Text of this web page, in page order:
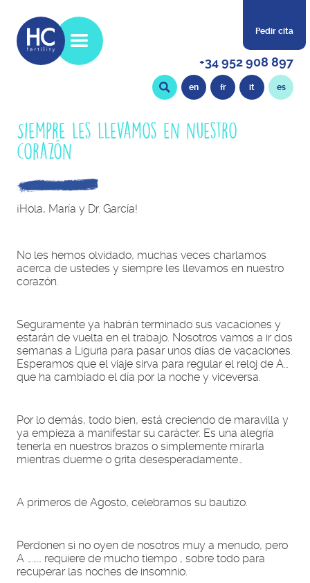
Pedir cita
+34 952 908 897
en fr it es
Siempre les llevamos en nuestro
corazón
¡Hola, María y Dr. García!
No les hemos olvidado, muchas veces charlamos
acerca de ustedes y siempre les llevamos en nuestro
corazón.
Seguramente ya habrán terminado sus vacaciones y
estarán de vuelta en el trabajo. Nosotros vamos a ir dos
semanas a Liguria para pasar unos días de vacaciones.
Esperamos que el viaje sirva para regular el reloj de A…
que ha cambiado el día por la noche y viceversa.
Por lo demás, todo bien, está creciendo de maravilla y
ya empieza a manifestar su carácter. Es una alegría
tenerla en nuestros brazos o simplemente mirarla
mientras duerme o grita desesperadamente…
A primeros de Agosto, celebramos su bautizo.
Perdonen si no oyen de nosotros muy a menudo, pero
A ……… requiere de mucho tiempo , sobre todo para
recuperar las noches de insomnio.